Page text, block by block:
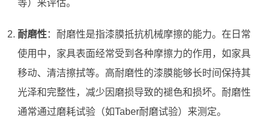
等）来评估。
耐磨性：耐磨性是指漆膜抵抗机械摩擦的能力。在日常
使用中，家具表面经常受到各种摩擦力的作用，如家具
移动、清洁擦拭等。高耐磨性的漆膜能够长时间保持其
光泽和完整性，减少因磨损导致的褪色和损坏。耐磨性
通常通过磨耗试验（如Taber耐磨试验）来测定。